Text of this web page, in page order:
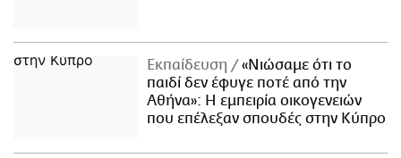
Εκπαίδευση
«Νιώσαμε ότι το
παιδί δεν έφυγε ποτέ από την
Αθήνα»: Η εμπειρία οικογενειών
που επέλεξαν σπουδές στην Κύπρο